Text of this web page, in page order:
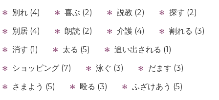
別れ (4)
喜ぶ (2) 説教 (2)
探す (2)
別居 (4)
朗読 (2) 介護 (4)
割れる (3)
消す (1)
太る (5)
追い出される (1)
ショッピング (7)
泳ぐ (3)
だます (3)
さまよう (5)
殴る (3)
ふざけあう (5)